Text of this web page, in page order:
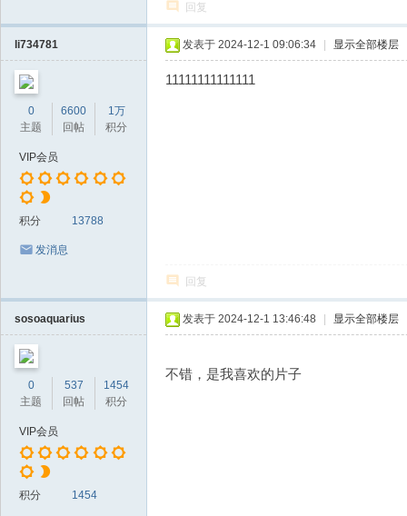
回复
li734781
0
主题
6600
回帖
1万
积分
VIP会员
积分 13788
发消息
发表于 2024-12-1 09:06:34 显示全部楼层
11111111111111
回复
sosoaquarius
0
主题
537
回帖
1454
积分
VIP会员
积分 1454
发表于 2024-12-1 13:46:48 显示全部楼层
不错，是我喜欢的片子